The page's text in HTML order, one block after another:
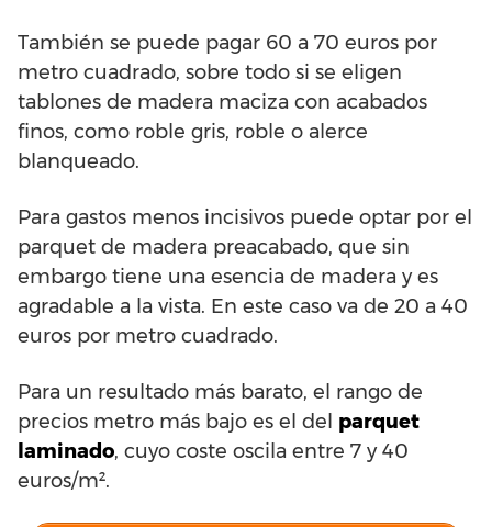
También se puede pagar 60 a 70 euros por
metro cuadrado, sobre todo si se eligen
tablones de madera maciza con acabados
finos, como roble gris, roble o alerce
blanqueado.
Para gastos menos incisivos puede optar por el
parquet de madera preacabado, que sin
embargo tiene una esencia de madera y es
agradable a la vista. En este caso va de 20 a 40
euros por metro cuadrado.
Para un resultado más barato, el rango de
precios metro más bajo es el del parquet
laminado, cuyo coste oscila entre 7 y 40
euros/m².